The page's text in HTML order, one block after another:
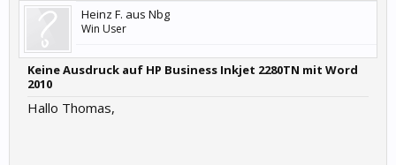
Heinz F. aus Nbg
Win User
Keine Ausdruck auf HP Business Inkjet 2280TN mit Word
2010
Hallo Thomas,